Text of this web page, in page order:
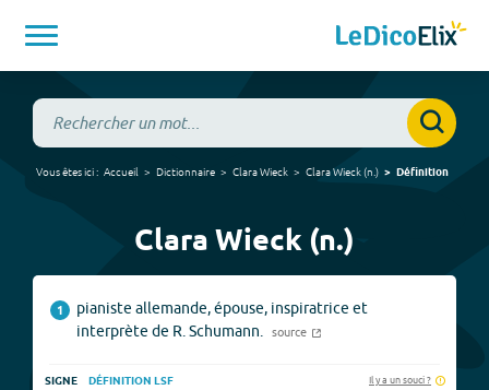
Vous êtes ici : Accueil Dictionnaire Clara Wieck Clara Wieck(n. ) Définition
Clara Wieck (n.)
1
pianiste allemande, épouse, inspiratrice et
interprète de R. Schumann.
source
SIGNE DÉFINITION LSF Il y a un souci ?